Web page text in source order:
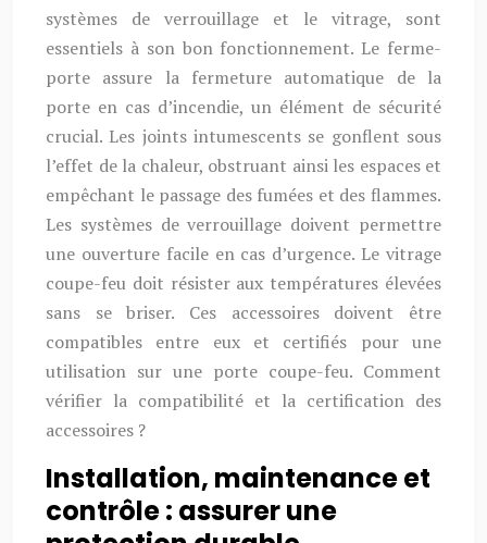
systèmes de verrouillage et le vitrage, sont
essentiels à son bon fonctionnement. Le ferme-
porte assure la fermeture automatique de la
porte en cas d’incendie, un élément de sécurité
crucial. Les joints intumescents se gonflent sous
l’effet de la chaleur, obstruant ainsi les espaces et
empêchant le passage des fumées et des flammes.
Les systèmes de verrouillage doivent permettre
une ouverture facile en cas d’urgence. Le vitrage
coupe-feu doit résister aux températures élevées
sans se briser. Ces accessoires doivent être
compatibles entre eux et certifiés pour une
utilisation sur une porte coupe-feu. Comment
vérifier la compatibilité et la certification des
accessoires ?
Installation, maintenance et
contrôle : assurer une